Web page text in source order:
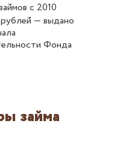
с 2010
― выдано
Фонда
займа